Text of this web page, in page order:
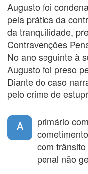
Augusto foi
pela prática da
da tranquilidade,
Contravenções
No ano seguinte à
Augusto foi preso
Diante do caso
pelo crime de
A
primário
com
penal não